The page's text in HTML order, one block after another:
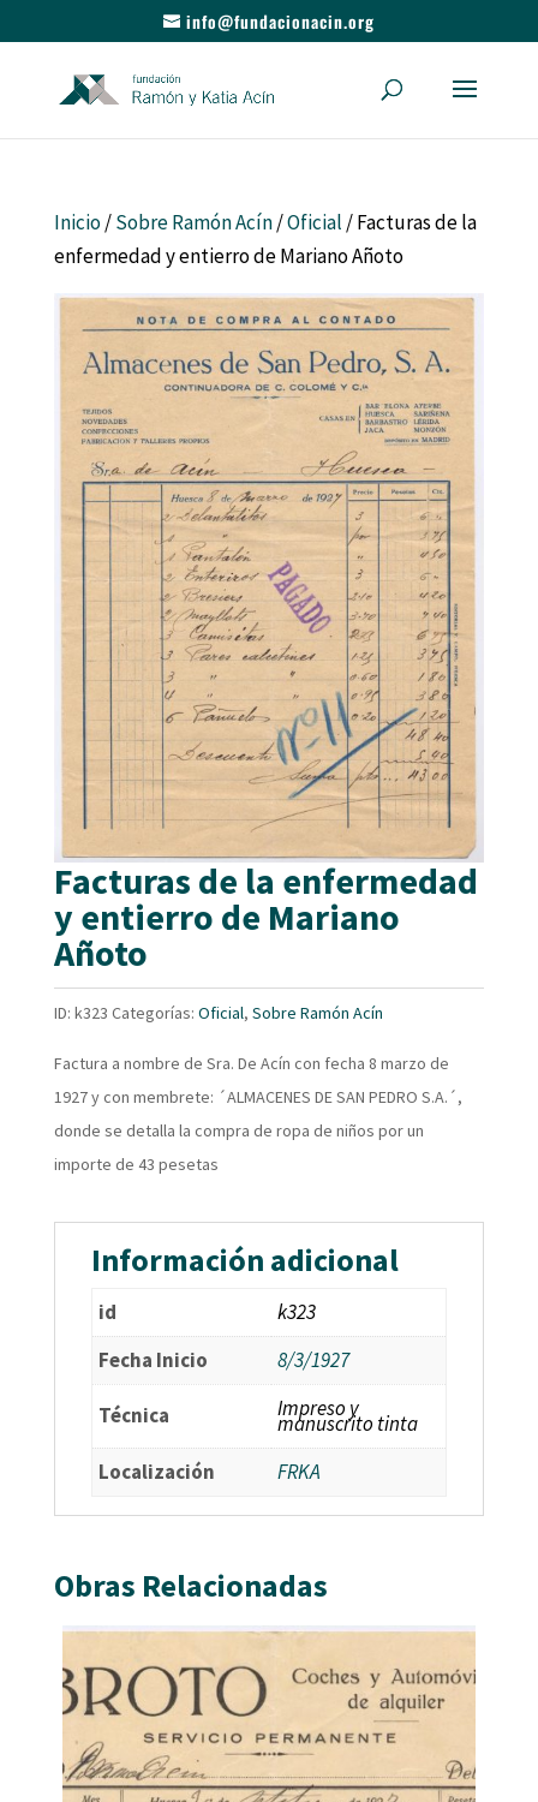
info@fundacionacin.org
Inicio/Sobre Ramón Acín/Oficial / Facturas de la
enfermedad y entierro de Mariano Añoto
Facturas de la enfermedad
y entierro de Mariano
Añoto
ID: k323 Categorías: Oficial, Sobre Ramón Acín
Factura a nombre de Sra. De Acín con fecha 8 marzo de
1927 y con membrete: ´ALMACENES DE SAN PEDRO S.A.´,
donde se detalla la compra de ropa de niños por un
importe de 43 pesetas
Información adicional
id
k323
Fecha Inicio
8/3/1927
Técnica Impreso y
manuscrito tinta
Localización
FRKA
Obras Relacionadas